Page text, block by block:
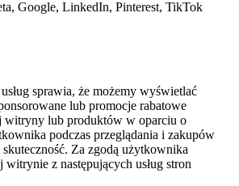
Google, LinkedIn, Pinterest, TikTok
sprawia, że możemy wyświetlać
lub promocje rabatowe
witryny lub produktów w oparciu o
podczas przeglądania i zakupów
Za zgodą użytkownika
z następujących usług stron